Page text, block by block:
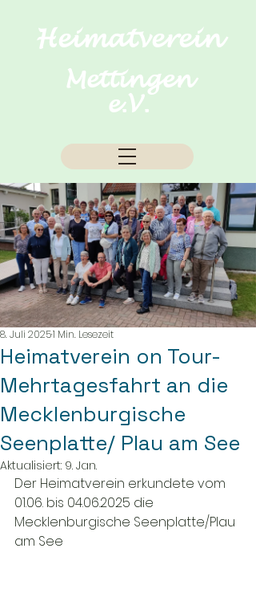
Heimatverein
Mettingen
e.V.
Heimatverein on Tour-
Mehrtagesfahrt an die
Mecklenburgische
Seenplatte/ Plau am See
8. Juli 20251 Min. Lesezeit
Aktualisiert: 9. Jan.
Der Heimatverein erkundete vom
01.06. bis 04.06.2025 die
Mecklenburgische Seenplatte/Plau
am See